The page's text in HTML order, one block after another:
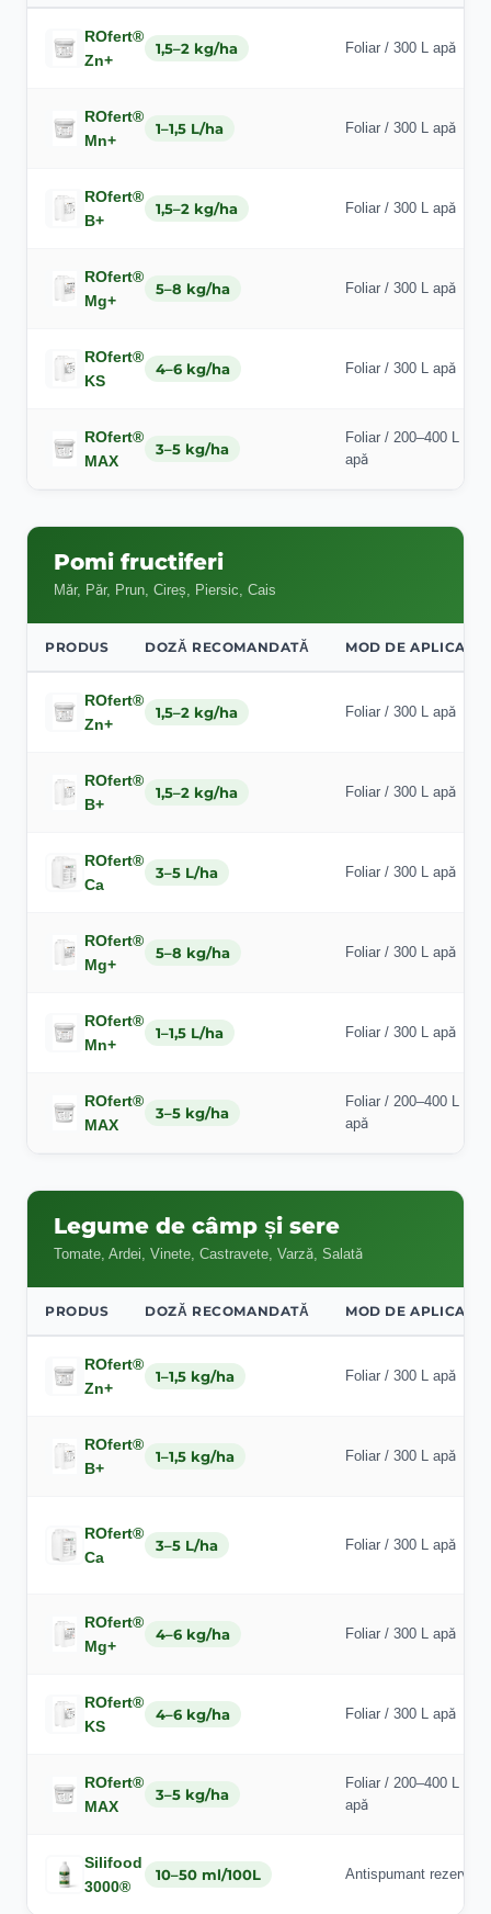
ROfert®
Zn+
1,5–2 kg/ha Foliar / 300 L apă
ROfert®
Mn+
1–1,5 L/ha Foliar / 300 L apă
ROfert®
B+
1,5–2 kg/ha Foliar / 300 L apă
ROfert®
Mg+
5–8 kg/ha Foliar / 300 L apă
ROfert®
KS
4–6 kg/ha Foliar / 300 L apă
ROfert®
MAX
3–5 kg/ha
Foliar / 200–400 L
apă
Pomi fructiferi
Măr, Păr, Prun, Cireș, Piersic, Cais
PRODUS DOZĂ RECOMANDATĂ MOD DE APLICARE
ROfert®
Zn+
1,5–2 kg/ha Foliar / 300 L apă
ROfert®
B+
1,5–2 kg/ha Foliar / 300 L apă
ROfert®
Ca
3–5 L/ha Foliar / 300 L apă
ROfert®
Mg+
5–8 kg/ha Foliar / 300 L apă
ROfert®
Mn+
1–1,5 L/ha Foliar / 300 L apă
ROfert®
MAX
3–5 kg/ha
Foliar / 200–400 L
apă
Legume de câmp și sere
Tomate, Ardei, Vinete, Castravete, Varză, Salată
PRODUS DOZĂ RECOMANDATĂ MOD DE APLICARE
ROfert®
Zn+
1–1,5 kg/ha Foliar / 300 L apă
ROfert®
B+
1–1,5 kg/ha Foliar / 300 L apă
ROfert®
Ca
3–5 L/ha Foliar / 300 L apă
ROfert®
Mg+
4–6 kg/ha Foliar / 300 L apă
ROfert®
KS
4–6 kg/ha Foliar / 300 L apă
ROfert®
MAX
3–5 kg/ha
Foliar / 200–400 L
apă
Silifood
3000®
10–50 ml/100L Antispumant rezervor